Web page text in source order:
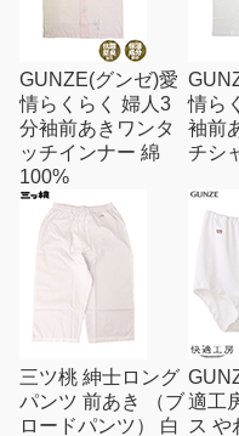
GUNZE(グンゼ)愛
情らくらく 婦人3
分袖前あきワンタ
ッチインナー 綿
100%
情ら
袖前
チシ
三ツ桃 紳士ロング
パンツ 前あき （ブ
ロードパンツ） 白
適工
ス や